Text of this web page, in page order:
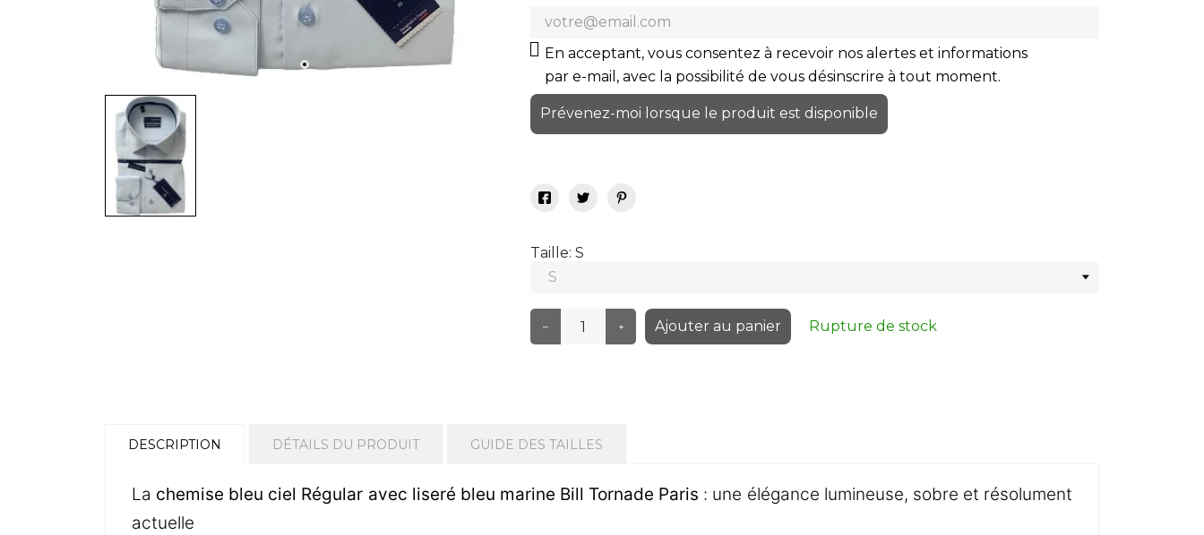
En acceptant, vous consentez à recevoir nos alertes et informations
par e-mail, avec la possibilité de vous désinscrire à tout moment.
Prévenez-moi lorsque le produit est disponible
Taille: S
– + Ajouter au panier Rupture de stock
DESCRIPTION DÉTAILS DU PRODUIT GUIDE DES TAILLES
La chemise bleu ciel Régular avec liseré bleu marine Bill Tornade Paris : une élégance lumineuse, sobre et résolument
actuelle